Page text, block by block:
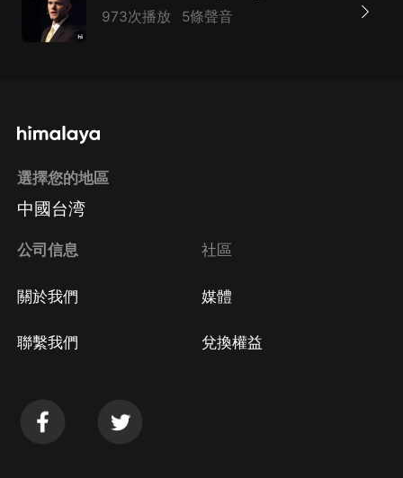
973次播放 5條聲音
選擇您的地區
中國台湾
公司信息
關於我們
聯繫我們
社區
媒體
兌換權益